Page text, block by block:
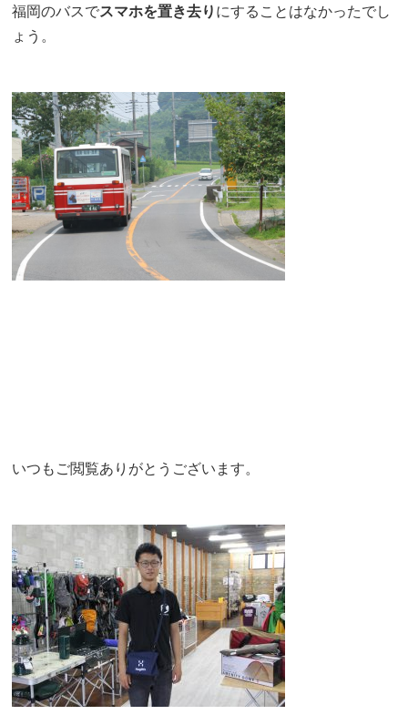
福岡のバスでスマホを置き去りにすることはなかったでし
ょう。
いつもご閲覧ありがとうございます。